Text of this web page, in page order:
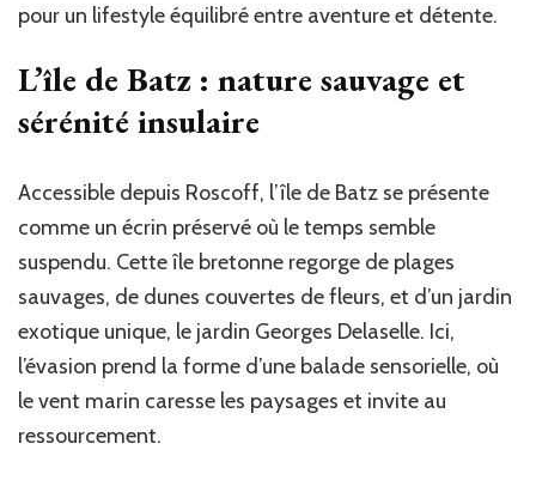
pour un lifestyle équilibré entre aventure et détente.
L’île de Batz : nature sauvage et
sérénité insulaire
Accessible depuis Roscoff, l’île de Batz se présente
comme un écrin préservé où le temps semble
suspendu. Cette île bretonne regorge de plages
sauvages, de dunes couvertes de fleurs, et d’un jardin
exotique unique, le jardin Georges Delaselle. Ici,
l’évasion prend la forme d’une balade sensorielle, où
le vent marin caresse les paysages et invite au
ressourcement.